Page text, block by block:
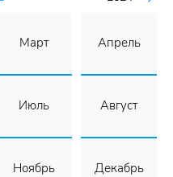
Март Апрель
Июль Август
Ноябрь Декабрь